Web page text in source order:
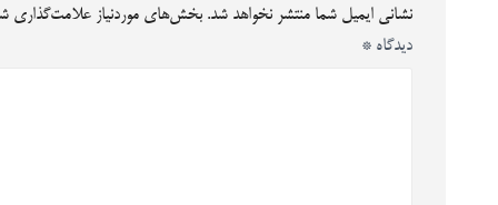
نشانی ایمیل شما منتشر نخواهد شد. بخش‌های موردنیاز علامت‌گذاری
دیدگاه *